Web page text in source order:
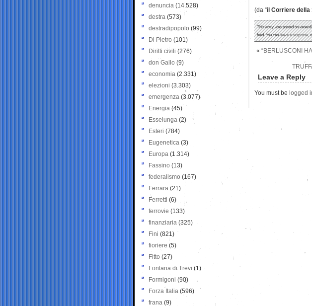
(da “il Corriere della
This entry was posted on
feed. You canleave a response,
« “BERLUSCONI
Leave a Reply
You must be logged
denuncia (14.528)
destra (573)
destradipopolo (99)
Di Pietro (101)
Diritti civili (276)
don Gallo (9)
economia (2.331)
elezioni (3.303)
emergenza (3.077)
Energia (45)
Esselunga (2)
Esteri (784)
Eugenetica (3)
Europa (1.314)
Fassino (13)
federalismo (167)
Ferrara (21)
Ferretti (6)
ferrovie (133)
finanziaria (325)
Fini (821)
fioriere (5)
Fitto (27)
Fontana di Trevi (1)
Formigoni (90)
Forza Italia (596)
frana (9)